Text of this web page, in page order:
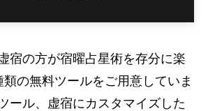
宿の方が宿曜占星術を存分に楽
類の無料ツールをご用意していま
ール、虚宿にカスタマイズした